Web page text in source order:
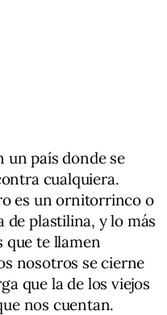
un país donde se
cualquiera.
es un ornitorrinco o
de plastilina, y lo más
que te llamen
nosotros se cierne
que la de los viejos
nos cuentan.